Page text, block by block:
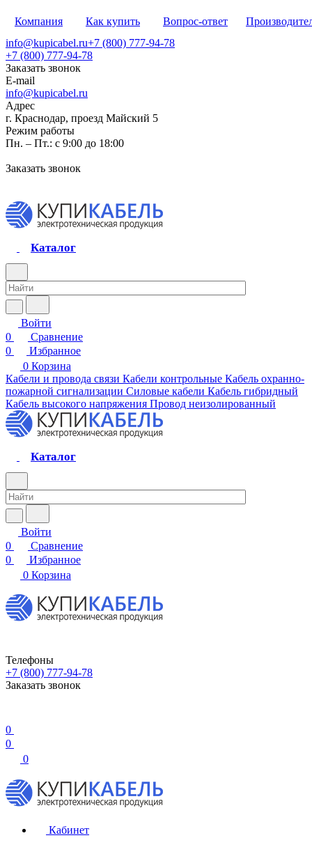
Компания Как купить Вопрос-ответ
info@kupicabel.ru+7 (800) 777-94-78
+7 (800) 777-94-78
Заказать звонок
E-mail
info@kupicabel.ru
Адрес
г. Краснодар, проезд Майский 5
Режим работы
Пн. – Пт.: с 9:00 до 18:00
Заказать звонок
Каталог
Войти
0
Сравнение
0
Избранное
0 Корзина
Кабели и провода связи Кабели контрольные Кабель охранно-
пожарной сигнализации Силовые кабели Кабель гибридный
Кабель высокого напряжения Провод неизолированный
Каталог
Войти
0
Сравнение
0
Избранное
0 Корзина
Телефоны
+7 (800) 777-94-78
Заказать звонок
0
0
0
Кабинет